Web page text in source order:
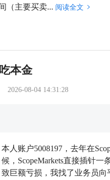
（主要买卖... 阅读全文
本金
2026-08-04 14:31:28
本人账户5008197，去年在
候，ScopeMarkets直接插针
致巨额亏损，我找了业务员